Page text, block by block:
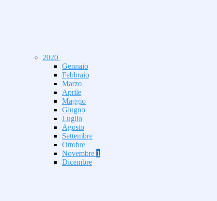
2020
Gennaio
Febbraio
Marzo
Aprile
Maggio
Giugno
Luglio
Agosto
Settembre
Ottobre
Novembre 1
Dicembre